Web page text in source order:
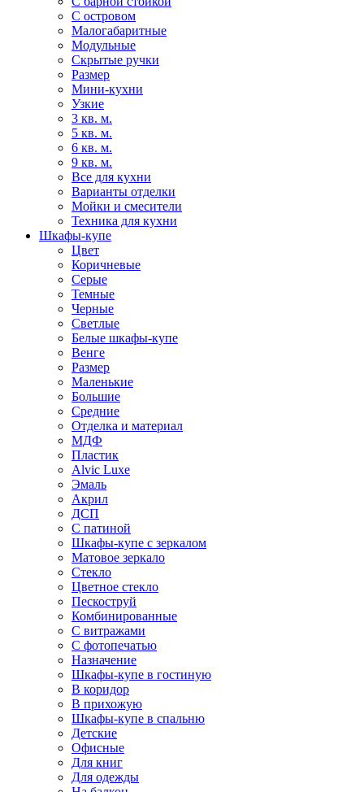
С островом
Малогабаритные
Модульные
Скрытые ручки
Размер
Мини-кухни
Узкие
3 кв. м.
5 кв. м.
6 кв. м.
9 кв. м.
Все для кухни
Варианты отделки
Мойки и смесители
Техника для кухни
Шкафы-купе
Цвет
Коричневые
Серые
Темные
Черные
Светлые
Белые шкафы-купе
Венге
Размер
Маленькие
Большие
Средние
Отделка и материал
МДФ
Пластик
Alvic Luxe
Эмаль
Акрил
ДСП
С патиной
Шкафы-купе с зеркалом
Матовое зеркало
Стекло
Цветное стекло
Пескоструй
Комбинированные
С витражами
С фотопечатью
Назначение
Шкафы-купе в гостиную
В коридор
В прихожую
Шкафы-купе в спальню
Детские
Офисные
Для книг
Для одежды